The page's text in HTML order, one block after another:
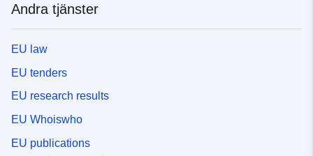
Andra tjänster
EU law
EU tenders
EU research results
EU Whoiswho
EU publications